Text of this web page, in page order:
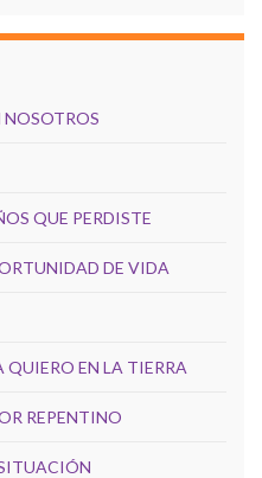
NOSOTROS
QUE PERDISTE
DE VIDA
EN LA TIERRA
REPENTINO